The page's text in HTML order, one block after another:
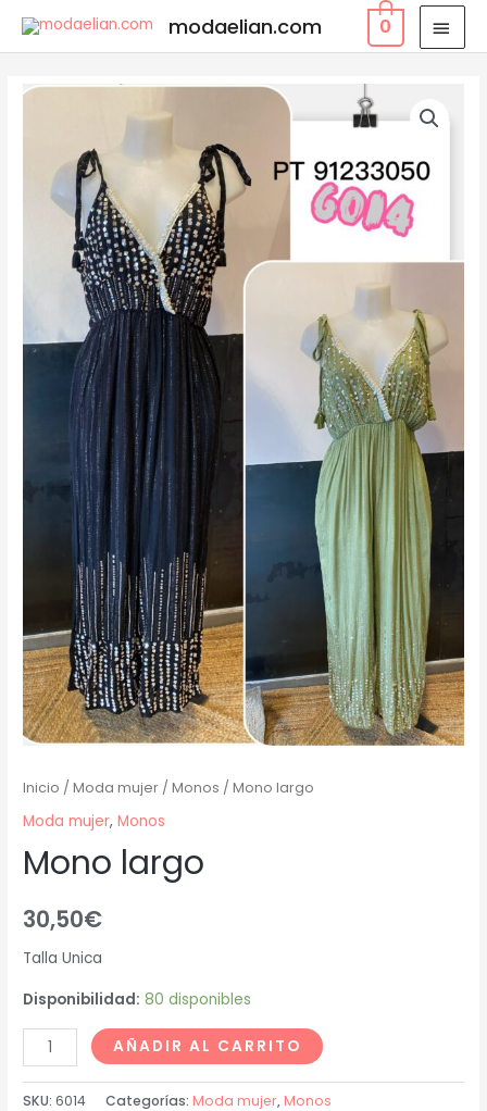
modaelian.com 0
Inicio /Moda mujer /Monos / Mono largo
Moda mujer,Monos
Mono largo
30,50€
Talla Unica
Disponibilidad: 80 disponibles
AÑADIR AL CARRITO
SKU: 6014 Categorías: Moda mujer, Monos